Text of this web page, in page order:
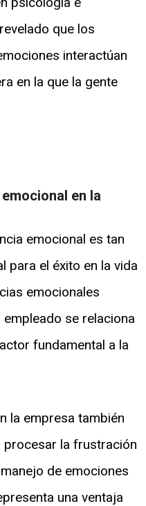
que los
interactúan
en la que la gente
en la
emocional es tan
para el éxito en la vida
emocionales
se relaciona
fundamental a la
la empresa también
procesar la frustración
de emociones
una ventaja